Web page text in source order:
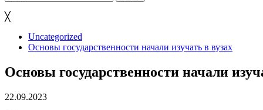
╳
Uncategorized
Основы государственности начали изучать в вузах
Основы государственности начали
22.09.2023